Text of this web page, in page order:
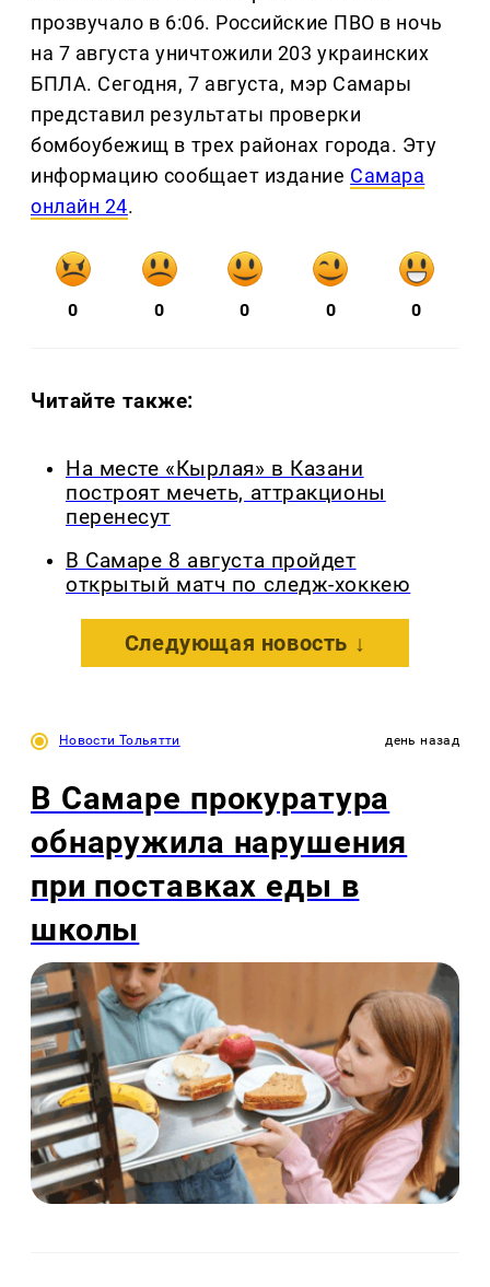
прозвучало в 6:06. Российские ПВО в ночь
на 7 августа уничтожили 203 украинских
БПЛА. Сегодня, 7 августа, мэр Самары
представил результаты проверки
бомбоубежищ в трех районах города. Эту
информацию сообщает издание Самара
онлайн 24.
0 0 0 0 0
Читайте также:
На месте «Кырлая» в Казани
построят мечеть, аттракционы
перенесут
В Самаре 8 августа пройдет
открытый матч по следж-хоккею
Следующая новость ↓
Новости Тольятти день назад
В Самаре прокуратура
обнаружила нарушения
при поставках еды в
школы